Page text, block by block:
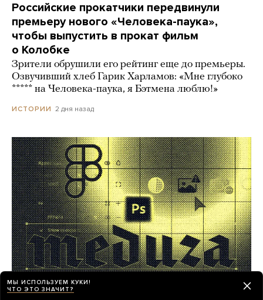
Российские прокатчики передвинули
премьеру нового «Человека-паука»,
чтобы выпустить в прокат фильм
о Колобке
Зрители обрушили его рейтинг еще до премьеры.
Озвучивший хлеб Гарик Харламов: «Мне глубоко
***** на Человека-паука, я Бэтмена люблю!»
ИСТОРИИ 2 дня назад
МЫ ИСПОЛЬЗУЕМ КУКИ!
ЧТО ЭТО ЗНАЧИТ?